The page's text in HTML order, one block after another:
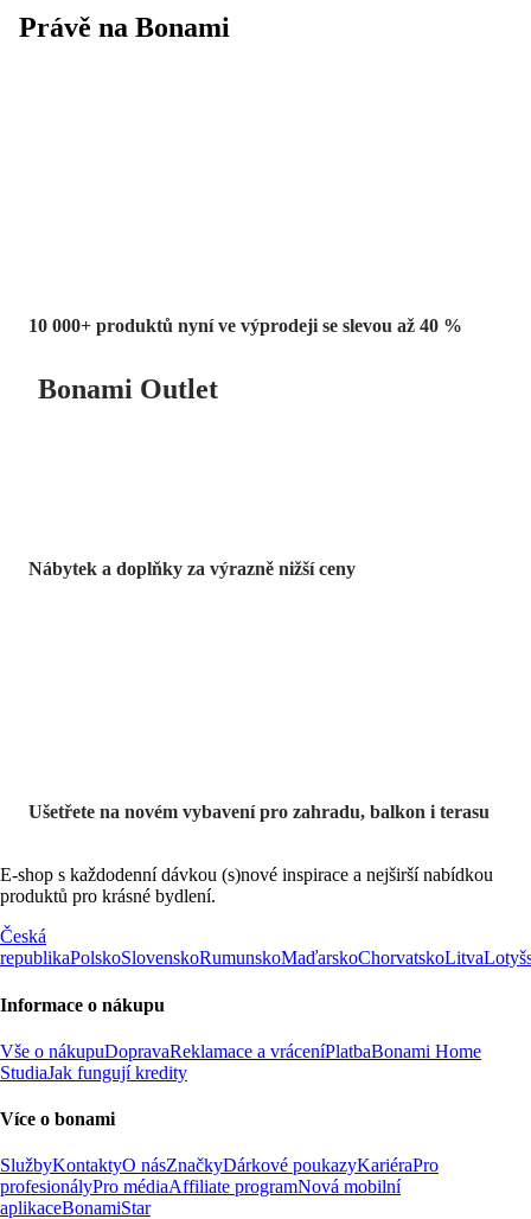
Právě na Bonami
10 000+ produktů nyní ve výprodeji se slevou až 40 %
Bonami Outlet
Nábytek a doplňky za výrazně nižší ceny
Ušetřete na novém vybavení pro zahradu, balkon i terasu
E-shop s každodenní dávkou (s)nové inspirace a nejširší nabídkou
produktů pro krásné bydlení.
Česká
republikaPolskoSlovenskoRumunskoMaďarskoChorvatskoLitva
Informace o nákupu
Vše o nákupuDopravaReklamace a vráceníPlatbaBonami Home
StudiaJak fungují kredity
Více o bonami
SlužbyKontaktyO násZnačkyDárkové poukazyKariéraPro
profesionályPro médiaAffiliate programNová mobilní
aplikaceBonamiStar